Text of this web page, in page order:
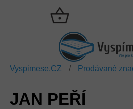
NÁKUPNÍ
KOŠÍK
Vyspimese.CZ / Prodávané
JAN PEŘÍ